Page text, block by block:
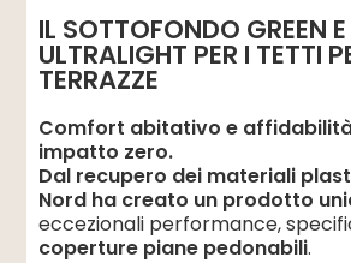
IL SOTTOFONDO GREEN E
ULTRALIGHT PER I TETTI
TERRAZZE
Comfort abitativo e
impatto zero.
Dal recupero dei materiali
Nord ha creato un prodotto
eccezionali performance,
coperture piane pedonabili.